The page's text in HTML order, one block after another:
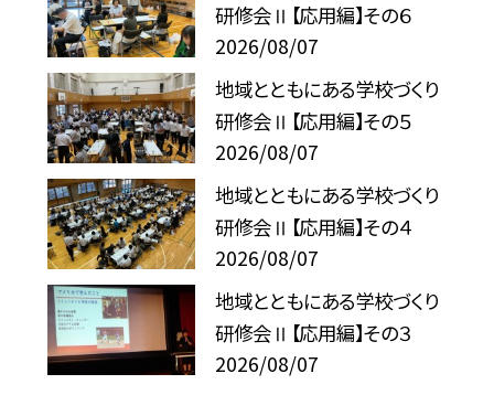
研修会Ⅱ【応用編】その６
2026/08/07
地域とともにある学校づくり
研修会Ⅱ【応用編】その５
2026/08/07
地域とともにある学校づくり
研修会Ⅱ【応用編】その４
2026/08/07
地域とともにある学校づくり
研修会Ⅱ【応用編】その３
2026/08/07